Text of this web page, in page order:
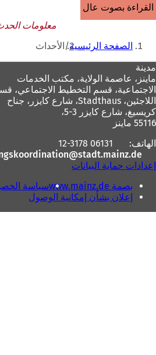
القراءة بصوت عالٍ
معلومات
أنت الصفحة الرئيسية الأحداث
منطقة
القدم
مدينة
ماينز، عاصمة الولاية، مكتب الخدمات
الاجتماعية، قسم التخطيط الاجتماعي،
اللاجئين، Stadthaus، شارع كايزر، جناح
كريسيغ، شارع كايزر 3-5،
55116 ماينز
الهاتف:
06131 12-3178
stadt.mainz de
إعدادات حماية البيانات
بصمة www.mainz.de
سياسة
إعلان بشأن إمكانية الوصول